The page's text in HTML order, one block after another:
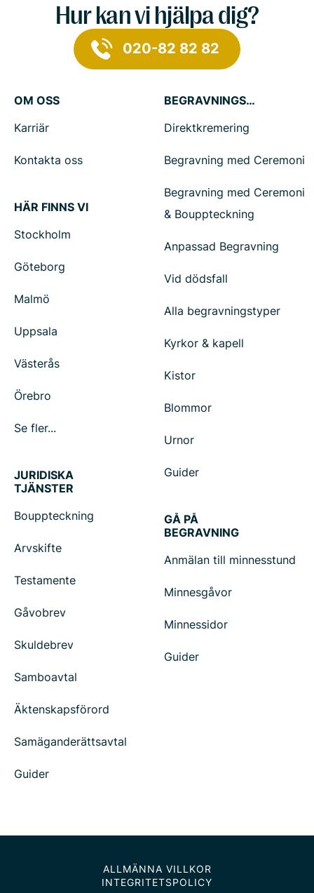
Hur kan vi hjälpa dig?
020-82 82 82
OM OSS
Karriär
Kontakta oss
HÄR FINNS VI
Stockholm
Göteborg
Malmö
Uppsala
Västerås
Örebro
Se fler...
BEGRAVNINGSTJÄNSTER
Direktkremering
Begravning med Ceremoni
Begravning med Ceremoni
& Bouppteckning
Anpassad Begravning
Vid dödsfall
Alla begravningstyper
Kyrkor & kapell
Kistor
Blommor
Urnor
Guider
JURIDISKA
TJÄNSTER
Bouppteckning
Arvskifte
Testamente
Gåvobrev
Skuldebrev
Samboavtal
Äktenskapsförord
Samäganderättsavtal
Guider
GÅ PÅ
BEGRAVNING
Anmälan till minnesstund
Minnesgåvor
Minnessidor
Guider
ALLMÄNNA VILLKOR
INTEGRITETSPOLICY